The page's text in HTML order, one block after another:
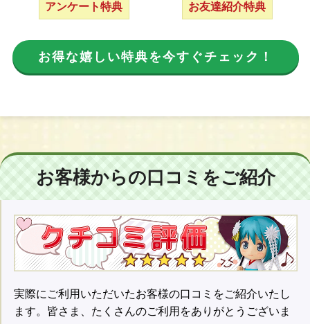
アンケート特典 お友達紹介特典
お得な嬉しい特典を今すぐチェック！
お客様からの口コミをご紹介
実際にご利用いただいたお客様の口コミをご紹介いたし
ます。皆さま、たくさんのご利用をありがとうございま